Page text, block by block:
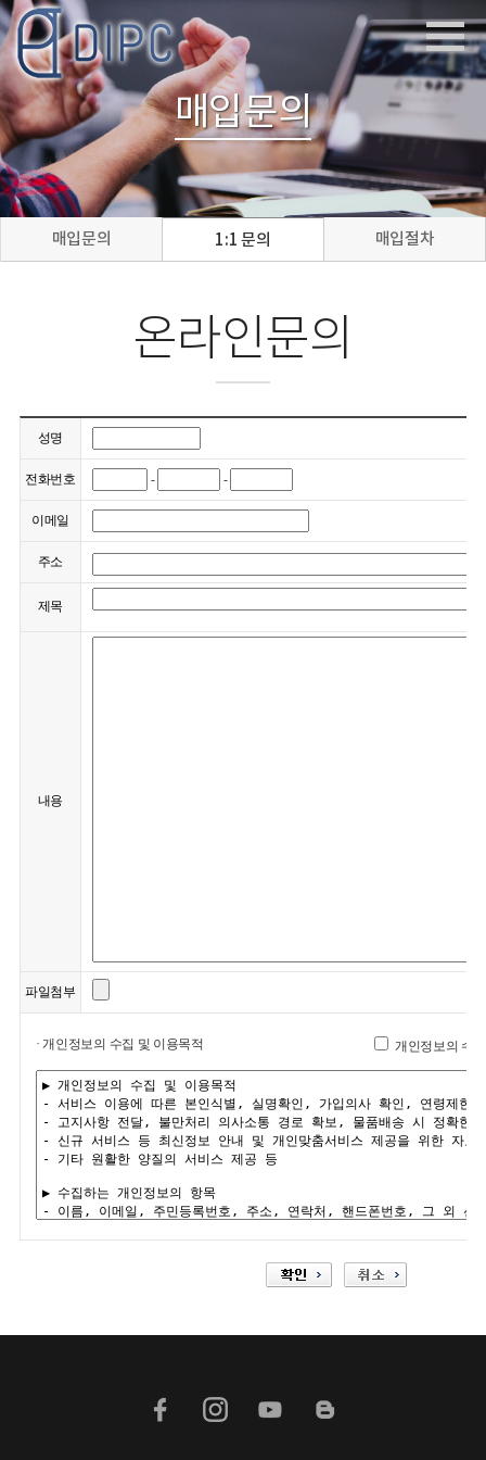
매입문의
매입문의 1:1 문의 매입절차
온라인문의
성명
전화번호 - -
이메일
주소
제목
내용
파일첨부
· 개인정보의 수집 및 이용목적 개인정보의 수